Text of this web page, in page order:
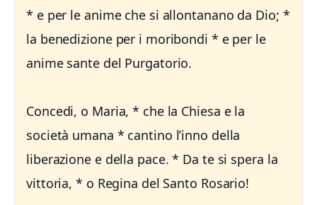
* e per le anime che si allontanano da Dio; *
la benedizione per i moribondi * e per le
anime sante del Purgatorio.
Concedi, o Maria, * che la Chiesa e la
società umana * cantino l’inno della
liberazione e della pace. * Da te si spera la
vittoria, * o Regina del Santo Rosario!